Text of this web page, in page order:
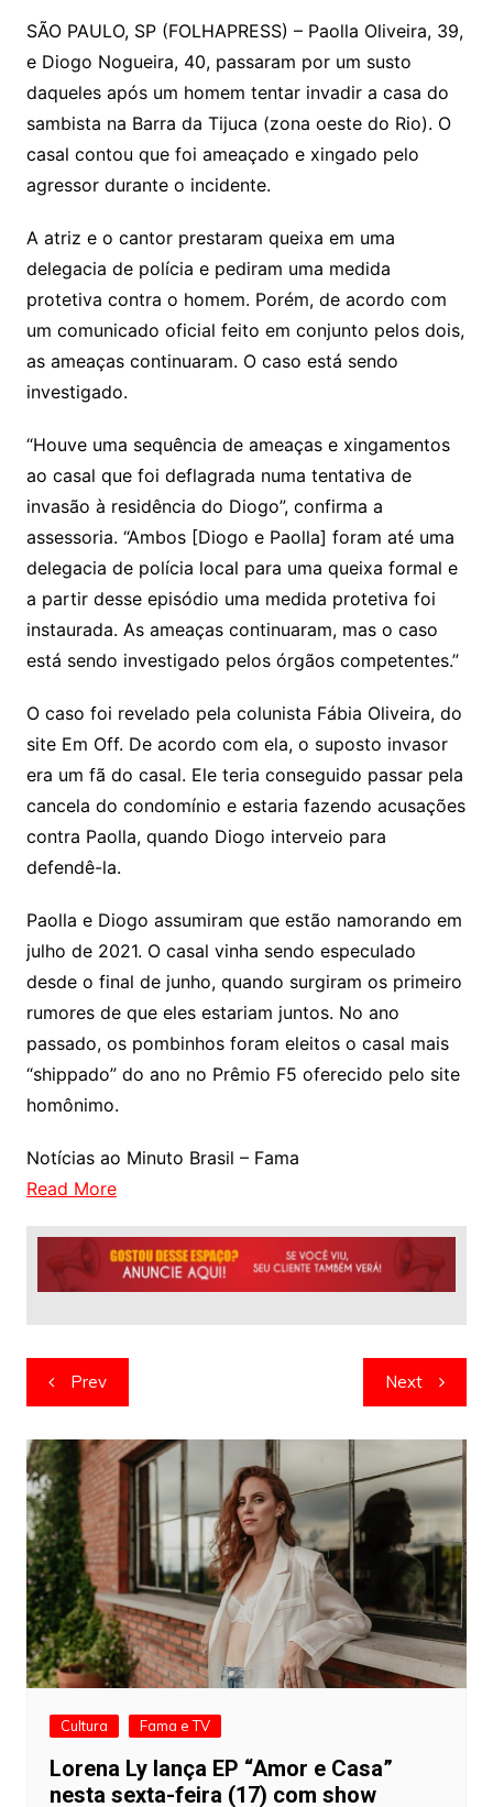
SÃO PAULO, SP (FOLHAPRESS) – Paolla Oliveira, 39,
e Diogo Nogueira, 40, passaram por um susto
daqueles após um homem tentar invadir a casa do
sambista na Barra da Tijuca (zona oeste do Rio). O
casal contou que foi ameaçado e xingado pelo
agressor durante o incidente.
A atriz e o cantor prestaram queixa em uma
delegacia de polícia e pediram uma medida
protetiva contra o homem. Porém, de acordo com
um comunicado oficial feito em conjunto pelos dois,
as ameaças continuaram. O caso está sendo
investigado.
“Houve uma sequência de ameaças e xingamentos
ao casal que foi deflagrada numa tentativa de
invasão à residência do Diogo”, confirma a
assessoria. “Ambos [Diogo e Paolla] foram até uma
delegacia de polícia local para uma queixa formal e
a partir desse episódio uma medida protetiva foi
instaurada. As ameaças continuaram, mas o caso
está sendo investigado pelos órgãos competentes.”
O caso foi revelado pela colunista Fábia Oliveira, do
site Em Off. De acordo com ela, o suposto invasor
era um fã do casal. Ele teria conseguido passar pela
cancela do condomínio e estaria fazendo acusações
contra Paolla, quando Diogo interveio para
defendê-la.
Paolla e Diogo assumiram que estão namorando em
julho de 2021. O casal vinha sendo especulado
desde o final de junho, quando surgiram os primeiro
rumores de que eles estariam juntos. No ano
passado, os pombinhos foram eleitos o casal mais
“shippado” do ano no Prêmio F5 oferecido pelo site
homônimo.
Notícias ao Minuto Brasil – Fama
Read More
Navegação
de
artigos
Prev Next
Cultura Fama e TV
Lorena Ly lança EP “Amor e Casa”
nesta sexta-feira (17) com show